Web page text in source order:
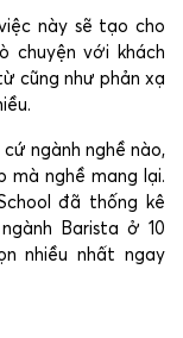
này sẽ tạo cho
chuyện với khách
cũng như phản xạ
ngành nghề nào,
mà nghề mang lại.
đã thống kê
Barista ở 10
nhiều nhất ngay